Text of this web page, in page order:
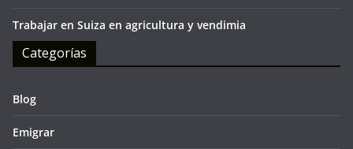
Trabajar en Suiza en agricultura y vendimia
Categorías
Blog
Emigrar